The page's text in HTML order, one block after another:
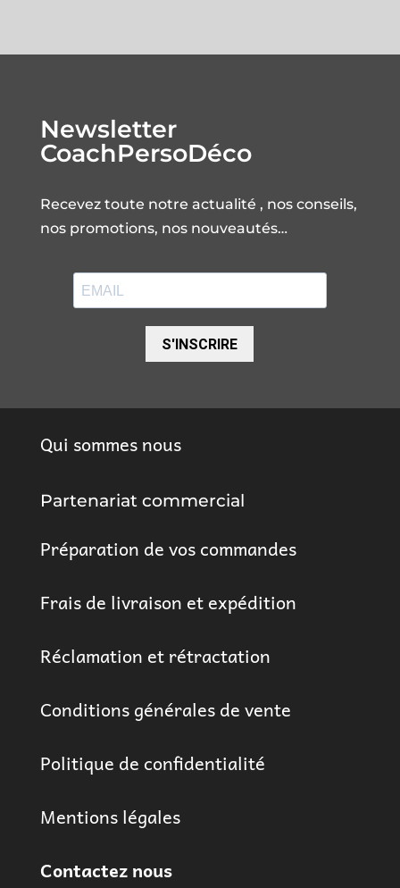
Newsletter
CoachPersoDéco
Recevez toute notre actualité , nos conseils,
nos promotions, nos nouveautés…
S'INSCRIRE
Qui sommes nous
Partenariat commercial
Préparation de vos commandes
Frais de livraison et expédition
Réclamation et rétractation
Conditions générales de vente
Politique de confidentialité
Mentions légales
Contactez nous